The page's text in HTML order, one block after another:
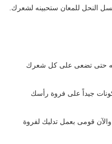
النحل للمعان ستحبينه لشعرك.
حتى تضعى على كل شعرك
جيداً على فروة رأسك
قومى بعمل تدليك لفروة